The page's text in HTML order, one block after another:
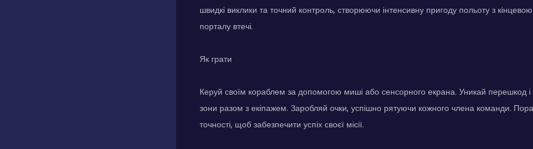
швидкі виклики та точний контроль, створюючи інтенсивну пригоду польоту з
порталу втечі.
Як грати
Керуй своїм кораблем за допомогою миші або сенсорного екрана. Уникай перешкод і
зони разом з екіпажем. Заробляй очки, успішно рятуючи кожного члена команди.
точності, щоб забезпечити успіх своєї місії.